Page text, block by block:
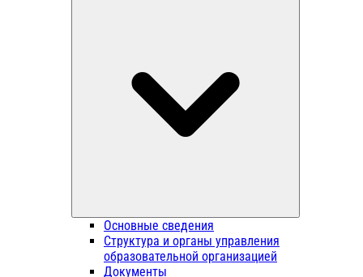
Основные сведения
Структура и органы управления
образовательной организацией
Документы